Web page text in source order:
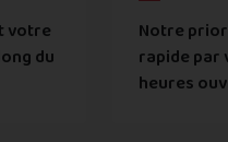
!
/ non européens
votre
du
Notre
rapide par
heures